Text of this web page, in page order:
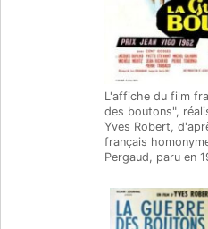
L'affiche du film
des boutons",
Yves Robert,
français
Pergaud, paru en